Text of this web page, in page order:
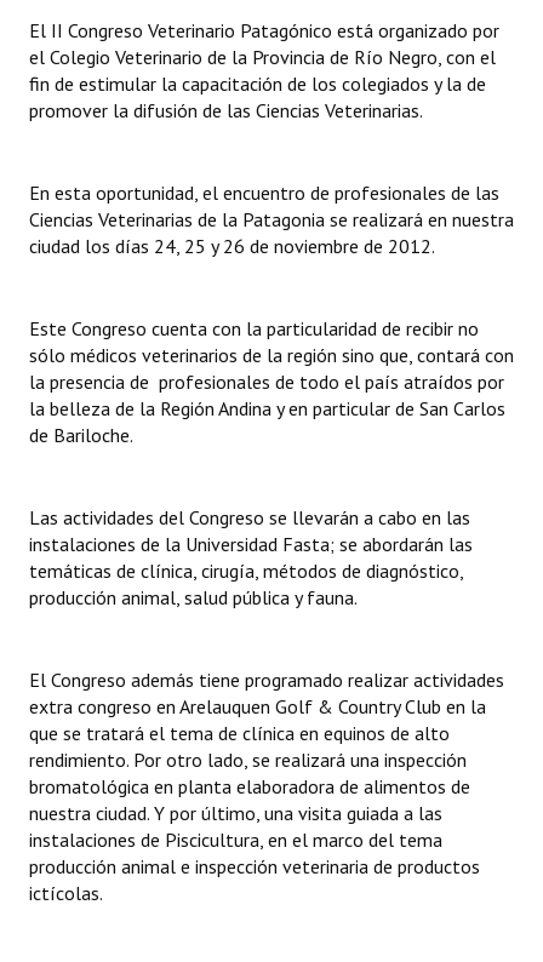
Informes de Unidad Coordinadora
Ejecución Presupuestaria
Actas de Audiencias Públicas
Comunicaciones
Resoluciones
Resoluciones de Presidencia
INSTITUCIONAL
Noticias Destacadas
Registros y Distinciones
Premio al Mérito - Registro
Audiencias Públicas - Registro
Mujeres que Dejaron Huellas - Registro
Periodistas Decanos - Registro
Ciudadano Ilustre - Registro
El II Congreso Veterinario Patagónico está organizado por
el Colegio Veterinario de la Provincia de Río Negro, con el
fin de estimular la capacitación de los colegiados y la de
promover la difusión de las Ciencias Veterinarias.
En esta oportunidad, el encuentro de profesionales de las
Ciencias Veterinarias de la Patagonia se realizará en nuestra
ciudad los días 24, 25 y 26 de noviembre de 2012.
Este Congreso cuenta con la particularidad de recibir no
sólo médicos veterinarios de la región sino que, contará con
la presencia de profesionales de todo el país atraídos por
la belleza de la Región Andina y en particular de San Carlos
de Bariloche.
Las actividades del Congreso se llevarán a cabo en las
instalaciones de la Universidad Fasta; se abordarán las
temáticas de clínica, cirugía, métodos de diagnóstico,
producción animal, salud pública y fauna.
El Congreso además tiene programado realizar actividades
extra congreso en Arelauquen Golf & Country Club en la
que se tratará el tema de clínica en equinos de alto
rendimiento. Por otro lado, se realizará una inspección
bromatológica en planta elaboradora de alimentos de
nuestra ciudad. Y por último, una visita guiada a las
instalaciones de Piscicultura, en el marco del tema
producción animal e inspección veterinaria de productos
ictícolas.